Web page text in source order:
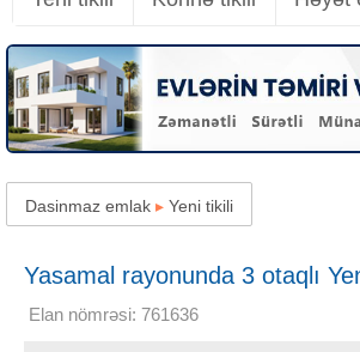
Dasinmaz emlak ▸ Yeni tikili
Yasamal rayonunda 3 otaqlı
125 m²
Elan nömrəsi: 761636